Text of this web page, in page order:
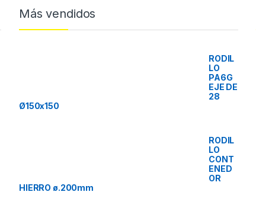
Más vendidos
RODIL
LO
PA6G
EJE DE
28
Ø150x150
RODIL
LO
CONT
ENED
OR
HIERRO ø.200mm